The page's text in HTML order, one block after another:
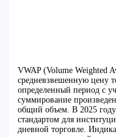
VWAP (Volume Weighted
средневзвешенную цену
определенный период с
суммирование
общий объем. В 2025 году
стандартом для
дневной торговле.